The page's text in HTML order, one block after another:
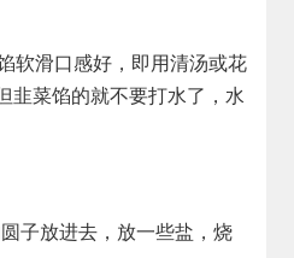
软滑口感好，即用清汤或花
韭菜馅的就不要打水了，水
子放进去，放一些盐，烧